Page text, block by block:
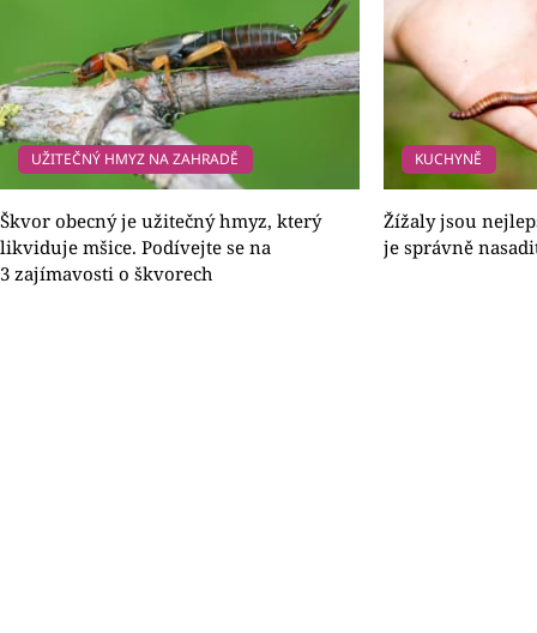
UŽITEČNÝ HMYZ NA ZAHRADĚ
Škvor obecný je užitečný hmyz, který
likviduje mšice. Podívejte se na
3 zajímavosti o škvorech
KUCHYNĚ
Žížaly jsou
je správně